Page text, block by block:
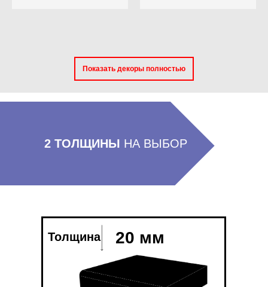
Показать декоры полностью
Артикул: R 104
2 ТОЛЩИНЫ НА ВЫБОР
1. ПРЯМОЙ ТОРЕЦ